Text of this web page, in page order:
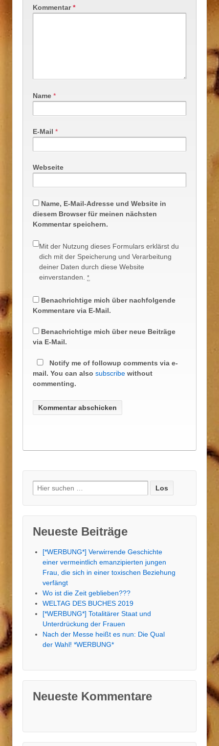
Kommentar*
Name *
E-Mail *
Webseite
Name, E-Mail-Adresse und Website in
diesem Browser für meinen nächsten
Kommentar speichern.
Mit der Nutzung dieses Formulars erklärst du
dich mit der Speicherung und Verarbeitung
deiner Daten durch diese Website
einverstanden. *
Benachrichtige mich über nachfolgende
Kommentare via E-Mail.
Benachrichtige mich über neue Beiträge
via E-Mail.
Notify me of followup comments via e-
mail. You can also subscribe without
commenting.
Suche
nach:
Neueste Beiträge
[*WERBUNG*] Verwirrende Geschichte
einer vermeintlich emanzipierten jungen
Frau, die sich in einer toxischen Beziehung
verfängt
Wo ist die Zeit geblieben???
WELTAG DES BUCHES 2019
[*WERBUNG*] Totalitärer Staat und
Unterdrückung der Frauen
Nach der Messe heißt es nun: Die Qual
der Wahl! *WERBUNG*
Neueste Kommentare